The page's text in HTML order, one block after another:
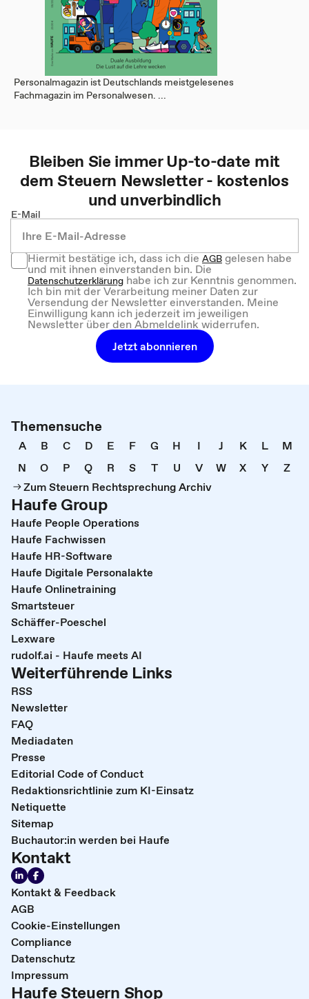
Personalmagazin ist Deutschlands meistgelesenes
Fachmagazin im Personalwesen. ...
Bleiben Sie immer Up-to-date mit
demSteuern Newsletter - kostenlos
und unverbindlich
E-Mail
Hiermit bestätige ich, dass ich dieAGBgelesen habe
und mit ihnen einverstanden bin. Die
Datenschutzerklärung habe ich zur Kenntnis genommen.
Ich bin mit der Verarbeitung meiner Daten zur
Versendung der Newsletter einverstanden. Meine
Einwilligung kann ich jederzeit im jeweiligen
Newsletter über den Abmeldelink widerrufen.
Jetzt abonnieren
Themensuche
A B C D E F G H I J K L
M
N
O P Q R S T U V W X Y
Z
Zum Steuern Rechtsprechung Archiv
Haufe Group
Haufe People Operations
Haufe Fachwissen
Haufe HR-Software
Haufe Digitale Personalakte
Haufe Onlinetraining
Smartsteuer
Schäffer-Poeschel
Lexware
rudolf.ai - Haufe meets AI
Weiterführende Links
RSS
Newsletter
FAQ
Mediadaten
Presse
Editorial Code of Conduct
Redaktionsrichtlinie zum KI-Einsatz
Netiquette
Sitemap
Buchautor:in werden bei Haufe
Kontakt
Kontakt & Feedback
AGB
Cookie-Einstellungen
Compliance
Datenschutz
Impressum
Haufe Steuern Shop